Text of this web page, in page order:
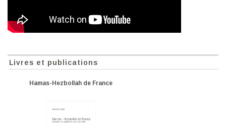
Livres et publications
Hamas-Hezbollah de France